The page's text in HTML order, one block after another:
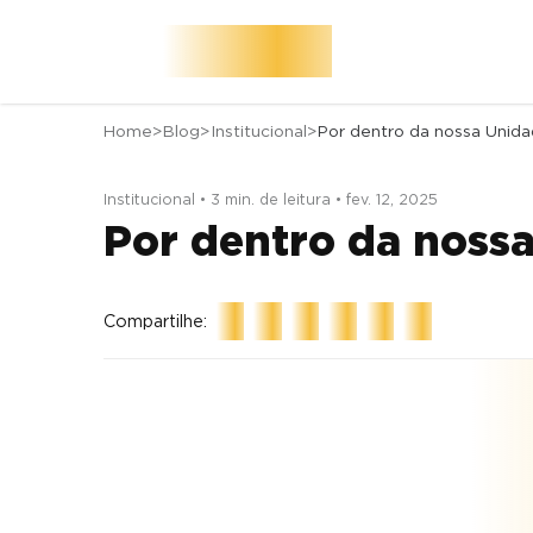
Home Blog Institucional
Institucional • 3 min. de leitura • fev. 12, 2025
Por dentro da
Compartilhe: